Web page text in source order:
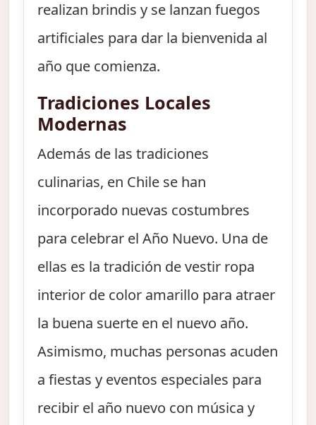
realizan brindis y se lanzan fuegos
artificiales para dar la bienvenida al
año que comienza.
Tradiciones Locales
Modernas
Además de las tradiciones
culinarias, en Chile se han
incorporado nuevas costumbres
para celebrar el Año Nuevo. Una de
ellas es la tradición de vestir ropa
interior de color amarillo para atraer
la buena suerte en el nuevo año.
Asimismo, muchas personas acuden
a fiestas y eventos especiales para
recibir el año nuevo con música y